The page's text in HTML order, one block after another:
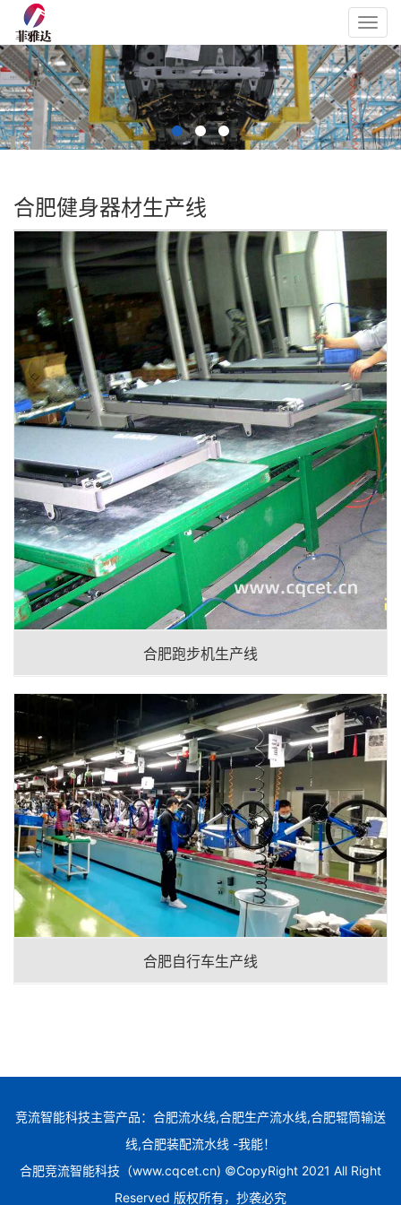
合肥健身器材生产线
合肥跑步机生产线
合肥自行车生产线
竞流智能科技主营产品：合肥流水线,合肥生产流水线,合肥辊筒输送
线,合肥装配流水线 -我能！
合肥竞流智能科技（www.cqcet.cn) ©CopyRight 2021 All Right
Reserved 版权所有，抄袭必究